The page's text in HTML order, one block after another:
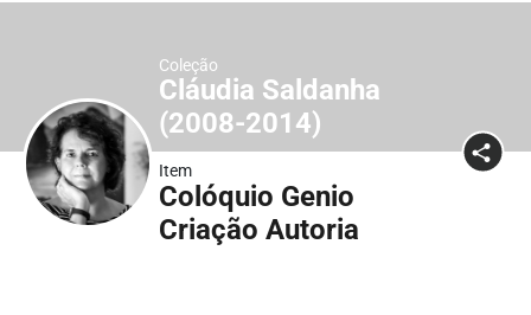
Coleção
Cláudia Saldanha
(2008-2014)
Item
Colóquio Genio
Criação Autoria